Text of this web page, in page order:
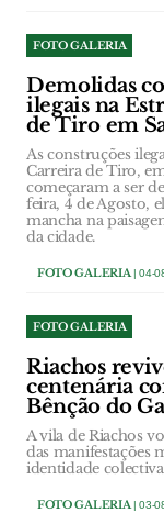
FOTO GALERIA
Demolidas
ilegais na
de Tiro em
As construções
Carreira de Tiro,
começaram a ser
feira, 4 de Agosto,
mancha na
da cidade.
FOTO GALERIA | 04-
FOTO GALERIA
Riachos
centenária
Bênção do
A vila de Riachos
das manifestações
identidade
FOTO GALERIA | 03-